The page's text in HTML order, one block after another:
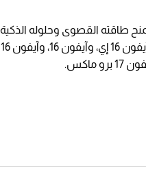
طاقته القصوى وحلوله الذكية